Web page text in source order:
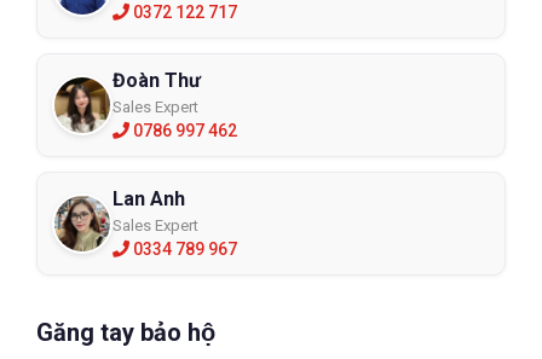
0372 122 717
Đoàn Thư
Sales Expert
0786 997 462
Lan Anh
Sales Expert
0334 789 967
Găng tay bảo hộ